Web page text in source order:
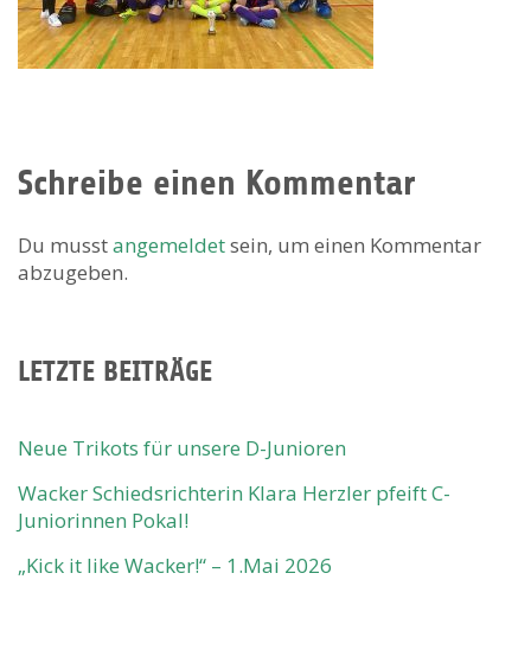
Schreibe einen Kommentar
Du musstangemeldetsein, um einen Kommentar
abzugeben.
LETZTE BEITRÄGE
Neue Trikots für unsere D-Junioren
Wacker Schiedsrichterin Klara Herzler pfeift C-
Juniorinnen Pokal!
„Kick it like Wacker!“ – 1.Mai 2026